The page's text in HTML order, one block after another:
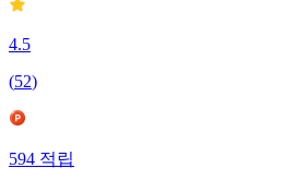
4.5
(52)
594적립